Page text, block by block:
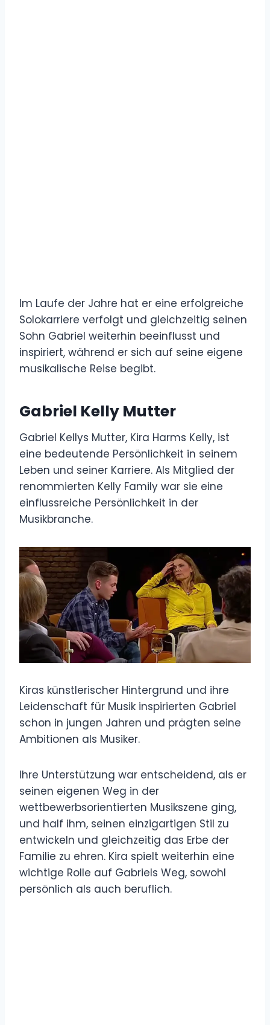
Im Laufe der Jahre hat er eine erfolgreiche
Solokarriere verfolgt und gleichzeitig seinen
Sohn Gabriel weiterhin beeinflusst und
inspiriert, während er sich auf seine eigene
musikalische Reise begibt.
Gabriel Kelly Mutter
Gabriel Kellys Mutter, Kira Harms Kelly, ist
eine bedeutende Persönlichkeit in seinem
Leben und seiner Karriere. Als Mitglied der
renommierten Kelly Family war sie eine
einflussreiche Persönlichkeit in der
Musikbranche.
Kiras künstlerischer Hintergrund und ihre
Leidenschaft für Musik inspirierten Gabriel
schon in jungen Jahren und prägten seine
Ambitionen als Musiker.
Ihre Unterstützung war entscheidend, als er
seinen eigenen Weg in der
wettbewerbsorientierten Musikszene ging,
und half ihm, seinen einzigartigen Stil zu
entwickeln und gleichzeitig das Erbe der
Familie zu ehren. Kira spielt weiterhin eine
wichtige Rolle auf Gabriels Weg, sowohl
persönlich als auch beruflich.